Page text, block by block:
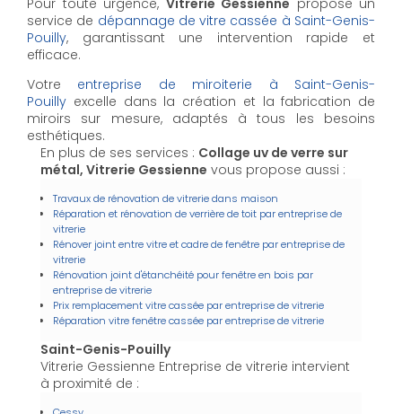
service de dépannage de vitre cassée à Saint-Genis-
Pouilly, garantissant une intervention rapide et
efficace.
Votre entreprise de miroiterie à Saint-Genis-
Pouilly excelle dans la création et la fabrication de
miroirs sur mesure, adaptés à tous les besoins
esthétiques.
En plus de ses services : Collage uv de verre sur
métal, Vitrerie Gessienne vous propose aussi :
Travaux de rénovation de vitrerie dans maison
Réparation et rénovation de verrière de toit par entreprise de
vitrerie
Rénover joint entre vitre et cadre de fenêtre par entreprise de
vitrerie
Rénovation joint d'étanchéité pour fenêtre en bois par
entreprise de vitrerie
Prix remplacement vitre cassée par entreprise de vitrerie
Réparation vitre fenêtre cassée par entreprise de vitrerie
Saint-Genis-Pouilly
Vitrerie Gessienne Entreprise de vitrerie intervient
à proximité de :